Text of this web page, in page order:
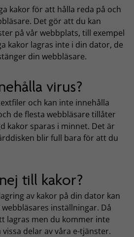
kakor för att hålla reda på och
Det gör att du kan
på vår webbplats, till exempel
kakor lagras inte i din dator, de
din webbläsare.
virus?
och kan inte innehålla
de flesta webbläsare tillåter
kakor sparas i minnet. Det är
blir full bara för att du
till kakor?
av kakor på din dator kan
inställningar. Då
lagras men du kommer inte
delar av våra e-tjänster.